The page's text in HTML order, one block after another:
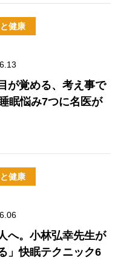
健康
が覚める、考え事で
眠悩み7つに名医が
健康
へ。小林弘幸先生が
」快眠テクニック6